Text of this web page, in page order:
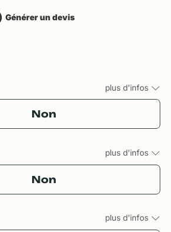
Générer un devis
plus d'infos
Non
plus d'infos
Non
plus d'infos